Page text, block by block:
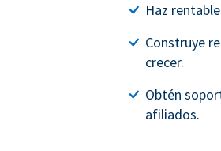
Haz
Construye
crecer.
Obtén
afiliados.